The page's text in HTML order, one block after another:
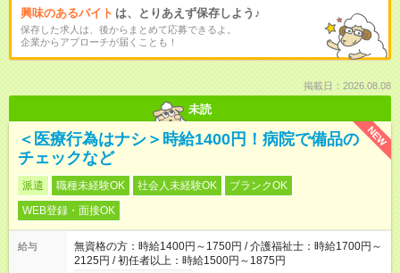
興味のあるバイト は、とりあえず保存しよう♪
保存した求人は、後からまとめて応募できるよ。
企業からアプローチが届くことも！
掲載日：2026.08.08
未読
NEW
＜医療行為はナシ＞時給1400円！病院で備品の
チェックなど
派遣 職種未経験OK 社会人未経験OK
ブランクOK
WEB登録・面接OK
給与
無資格の方：時給1400円～1750円 / 介護福祉士：時給1700円～
2125円 / 初任者以上：時給1500円～1875円